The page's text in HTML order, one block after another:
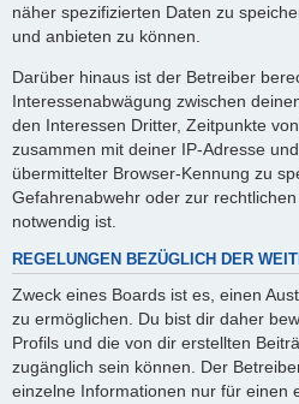
näher spezifizierten Daten zu
und anbieten zu können.
Darüber hinaus ist der Betreiber
Interessenabwägung zwischen
den Interessen Dritter, Zeitpunkte
zusammen mit deiner IP-Adresse
übermittelter Browser-Kennung zu
Gefahrenabwehr oder zur
notwendig ist.
REGELUNGEN BEZÜGLICH DER
Zweck eines Boards ist es, einen
zu ermöglichen. Du bist dir daher
Profils und die von dir erstellten
zugänglich sein können. Der
einzelne Informationen nur für einen